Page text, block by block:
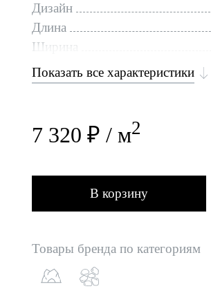
Дизайн
Длина
Ширина
Показать все характеристики
7 320 ₽ / м2
В корзину
Товары бренда по категориям